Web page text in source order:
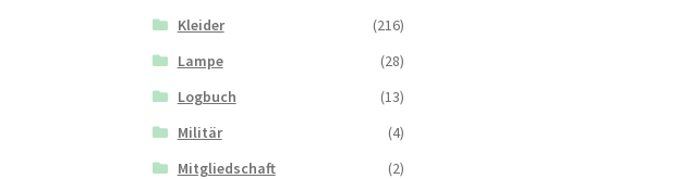
Kleider
(216)
Lampe
(28)
Logbuch
(13)
Militär
(4)
Mitgliedschaft
(2)